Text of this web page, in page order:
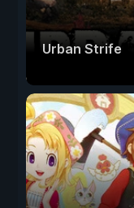
Urban Strife